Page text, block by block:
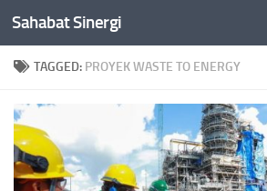
Skip to content
Sahabat Sinergi
TAGGED: PROYEK WASTE TO ENERGY